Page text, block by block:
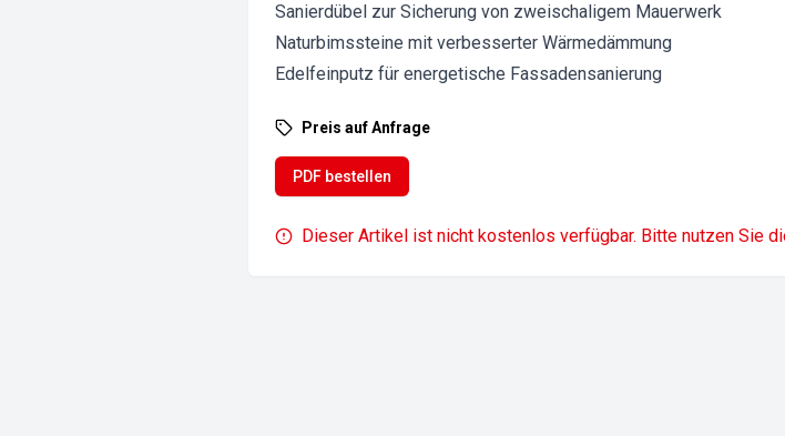
Sanierdübel zur Sicherung von zweischaligem Mauerwerk
Naturbimssteine mit verbesserter Wärmedämmung
Edelfeinputz für energetische Fassadensanierung
Preis auf Anfrage
PDF bestellen
Dieser Artikel ist nicht kostenlos verfügbar. Bitte nutzen Sie